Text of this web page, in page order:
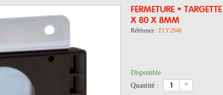
FERMETURE •
X 80 X 8MM
Référence : FLY2046
Disponible
quantité :